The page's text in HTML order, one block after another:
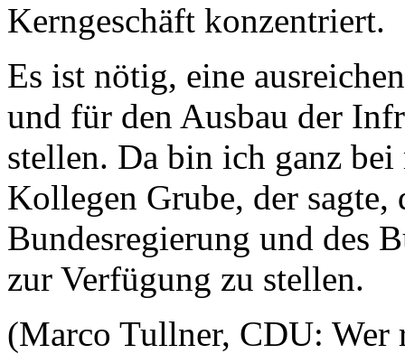
Kerngeschäft konzentriert.
Es ist nötig, eine
und für den Ausbau der
stellen. Da bin ich ganz
Kollegen Grube, der sagte,
Bundesregierung und des
zur Verfügung zu stellen.
(Marco Tullner, CDU: Wer